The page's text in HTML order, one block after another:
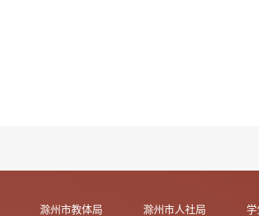
滁州市教体局 滁州市人社局